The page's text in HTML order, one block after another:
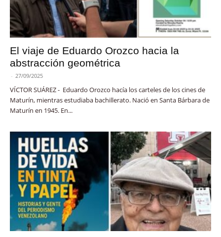
El viaje de Eduardo Orozco hacia la
abstracción geométrica
- 27/09/2025
VÍCTOR SUÁREZ - Eduardo Orozco hacía los carteles de los cines de
Maturín, mientras estudiaba bachillerato. Nació en Santa Bárbara de
Maturín en 1945. En...